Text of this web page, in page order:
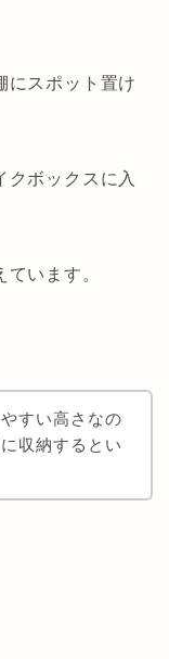
にスポット置け
クボックスに入
います。
すい高さなの
収納するとい